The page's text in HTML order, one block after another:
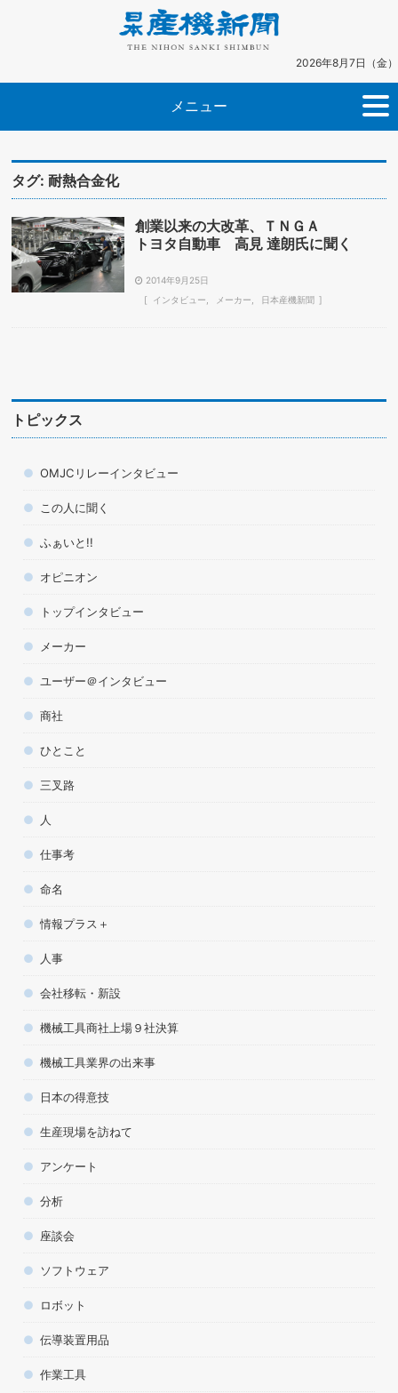
2026年8月7日（金）
メニュー
タグ:耐熱合金化
創業以来の大改革、ＴＮＧＡ
トヨタ自動車 高見 達朗氏に聞く
2014年9月25日
インタビュー
メーカー 日本産機新聞
トピックス
OMJCリレーインタビュー
この人に聞く
ふぁいと!!
オピニオン
トップインタビュー
メーカー
ユーザー＠インタビュー
商社
ひとこと
三叉路
人
仕事考
命名
情報プラス＋
人事
会社移転・新設
機械工具商社上場９社決算
機械工具業界の出来事
日本の得意技
生産現場を訪ねて
アンケート
分析
座談会
ソフトウェア
ロボット
伝導装置用品
作業工具